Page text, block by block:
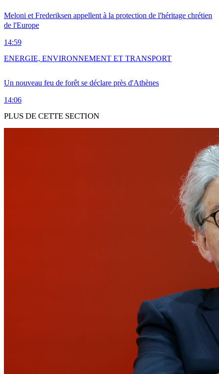
Meloni et Frederiksen appellent à la protection de l'héritage chrétien
de l'Europe
14:59
Un nouveau feu de forêt se déclare près d'Athènes
14:06
ENERGIE, ENVIRONNEMENT ET TRANSPORT
PLUS DE CETTE SECTION